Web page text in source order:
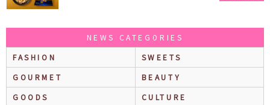
NEWS CATEGORIES
FASHION
SWEETS
GOURMET
BEAUTY
GOODS
CULTURE